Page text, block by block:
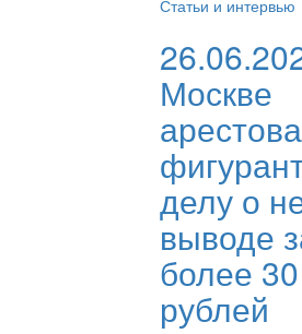
Статьи и интервью
Москве
делу о
выводе
более
рублей